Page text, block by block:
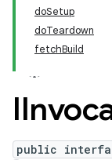
doSetup
doTeardown
fetchBuild
public